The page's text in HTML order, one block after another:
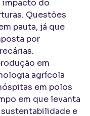
impacto do
Questões
pauta, já que
por
em
agrícola
em polos
em que levanta
e